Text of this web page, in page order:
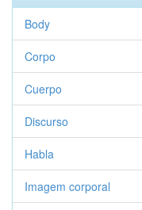
Body
Corpo
Cuerpo
Discurso
Habla
Imagem corporal